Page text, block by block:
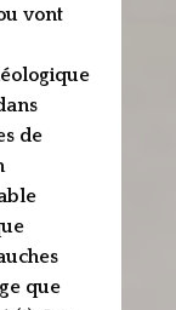
vont
de
que